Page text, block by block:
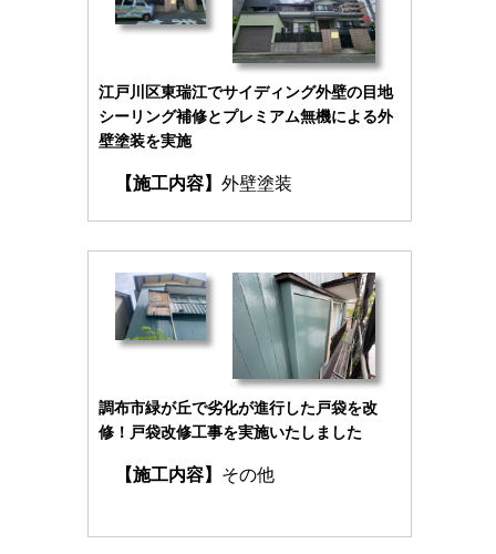
江戸川区東瑞江でサイディング外壁の目地
シーリング補修とプレミアム無機による外
壁塗装を実施
【施工内容】 外壁塗装
調布市緑が丘で劣化が進行した戸袋を改
修！戸袋改修工事を実施いたしました
【施工内容】 その他